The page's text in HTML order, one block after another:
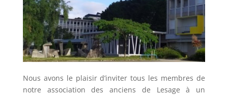
Nous avons le plaisir d’inviter tous les membres de
notre association des anciens de Lesage à un